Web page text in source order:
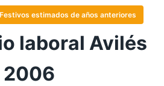
estimados de años anteriores
laboral Avilés
2006